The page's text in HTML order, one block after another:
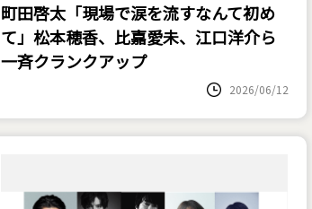
町田啓太「現場で涙を流すなんて初め
て」松本穂香、比嘉愛未、江口洋介ら
一斉クランクアップ
2026/06/12